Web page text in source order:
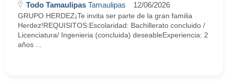
Todo Tamaulipas Tamaulipas 12/06/2026
GRUPO HERDEZ¡Te invita ser parte de la gran familia
Herdez!REQUISITOS:Escolaridad: Bachillerato concluido /
Licenciatura/ Ingenieria (concluida) deseableExperiencia: 2
años ...